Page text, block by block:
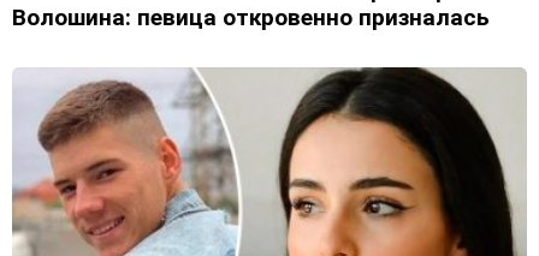
Волошина: певица откровенно призналась